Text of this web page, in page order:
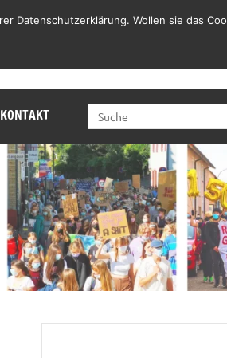
KONTAKT
SEARCH
Datenschutzerklärung. Wollen sie das